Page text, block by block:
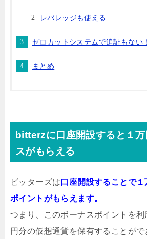
レバレッジも使える
ゼロカットシステムで追証もない！
まとめ
bitterzに口座開設すると１
スがもらえる
ビッターズは 口座開設することで
ポイントがもらえます。
つまり、このボーナスポイントを
円分の仮想通貨を保有することがで